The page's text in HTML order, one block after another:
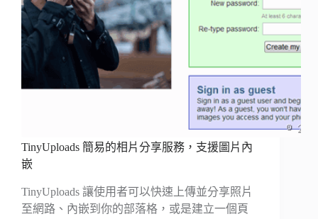
TinyUploads 簡易的相片分享服務，支援圖片內
嵌
TinyUploads 讓使用者可以快速上傳並分享照片
至網路、內嵌到你的部落格，或是建立一個頁